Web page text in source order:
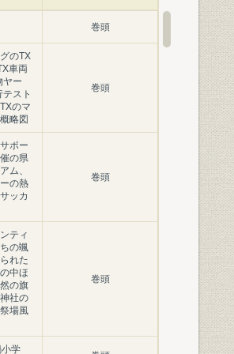
巻頭
のTX
車両
ヤー
スト
のマ
略図
巻頭
ポー
の県
ム、
の熱
ッカ
巻頭
ティ
の颯
れた
中ほ
の旗
社の
場風
巻頭
学